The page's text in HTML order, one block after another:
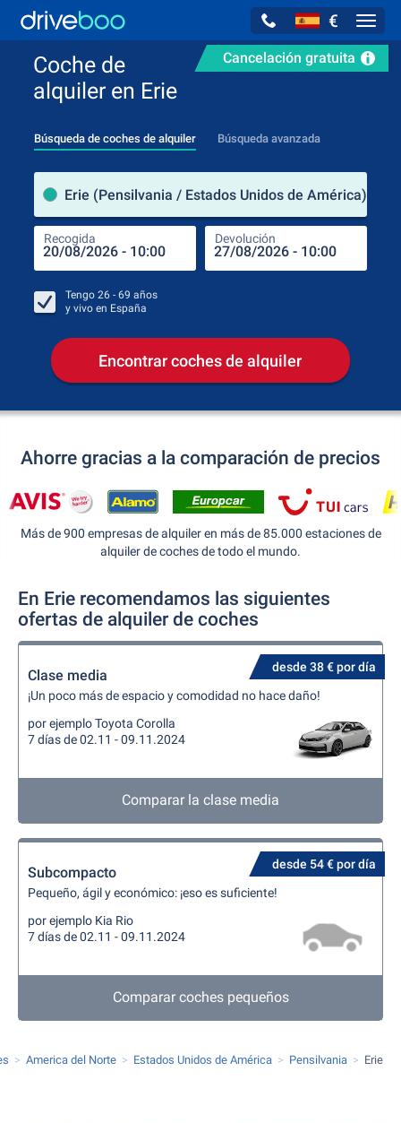
€
Cancelación gratuita
Coche de
alquiler en Erie
Búsqueda de coches de alquiler Búsqueda avanzada
Erie (Pensilvania / Estados Unidos de América)
Recogida Devolución
Tengo 26 - 69 años
y vivo en España
Encontrar coches de alquiler
Ahorre gracias a la comparación de precios
Más de 900 empresas de alquiler en más de 85.000 estaciones de
alquiler de coches de todo el mundo.
En Erie recomendamos las siguientes
ofertas de alquiler de coches
desde 38 € por día
Clase media
¡Un poco más de espacio y comodidad no hace daño!
por ejemplo Toyota Corolla
7 días de 02.11 - 09.11.2024
Comparar la clase media
desde 54 € por día
Subcompacto
Pequeño, ágil y económico: ¡eso es suficiente!
por ejemplo Kia Rio
7 días de 02.11 - 09.11.2024
Comparar coches pequeños
America del Norte Estados Unidos de América Pensilvania Erie